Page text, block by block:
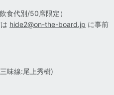
飲食代別/50席限定）
hide2@on-the-board.jp に事前
味線:尾上秀樹)